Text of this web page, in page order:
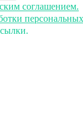
соглашением.